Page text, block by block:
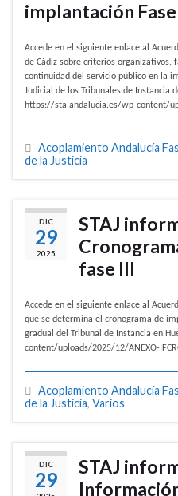
implantación
Accede en el siguiente enlace al
de Cádiz sobre criterios organizativos,
continuidad del servicio público en la
Judicial de los Tribunales de Instancia
https://stajandalucia.es/wp-content/
Acoplamiento Andalucía
de la Justicia
DIC
29
2025
STAJ
fase III
Accede en el siguiente enlace al
que se determina el cronograma de
gradual del Tribunal de Instancia en
content/uploads/2025/12/ANEXO-
Acoplamiento Andalucía
de la Justicia, Varios
DIC
29
STAJ